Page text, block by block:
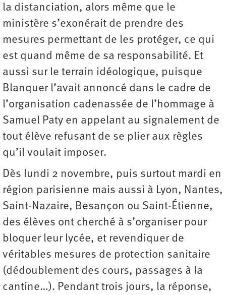
la distanciation, alors même que le
ministère s’exonérait de prendre des
mesures permettant de les protéger, ce qui
est quand même de sa responsabilité. Et
aussi sur le terrain idéologique, puisque
Blanquer l’avait annoncé dans le cadre de
l’organisation cadenassée de l’hommage à
Samuel Paty en appelant au signalement de
tout élève refusant de se plier aux règles
qu’il voulait imposer.
Dès lundi 2 novembre, puis surtout mardi en
région parisienne mais aussi à Lyon, Nantes,
Saint-Nazaire, Besançon ou Saint-Étienne,
des élèves ont cherché à s’organiser pour
bloquer leur lycée, et revendiquer de
véritables mesures de protection sanitaire
(dédoublement des cours, passages à la
cantine…). Pendant trois jours, la réponse,